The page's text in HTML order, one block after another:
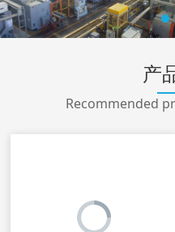
产
Recommended